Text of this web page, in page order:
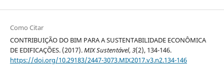
Como Citar
CONTRIBUIÇÃO DO BIM PARA A SUSTENTABILIDADE ECONÔMICA
DE EDIFICAÇÕES. (2017).MIX Sustentável,3(2), 134-146.
https://doi.org/10.29183/2447-3073.MIX2017.v3.n2.134-146